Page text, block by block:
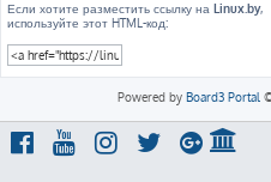
Если хотите разместить ссылку на Linux.by,
используйте этот HTML-код:
Powered by Board3 Portal